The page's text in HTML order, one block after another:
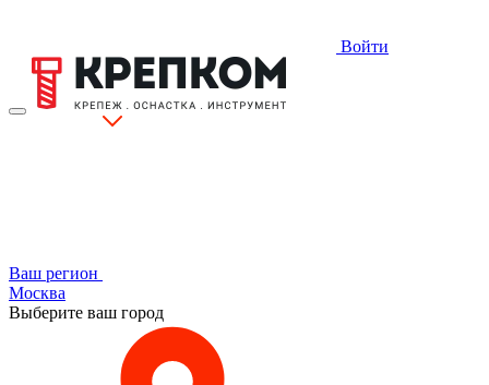
Войти
Ваш регион
Москва
Выберите ваш город